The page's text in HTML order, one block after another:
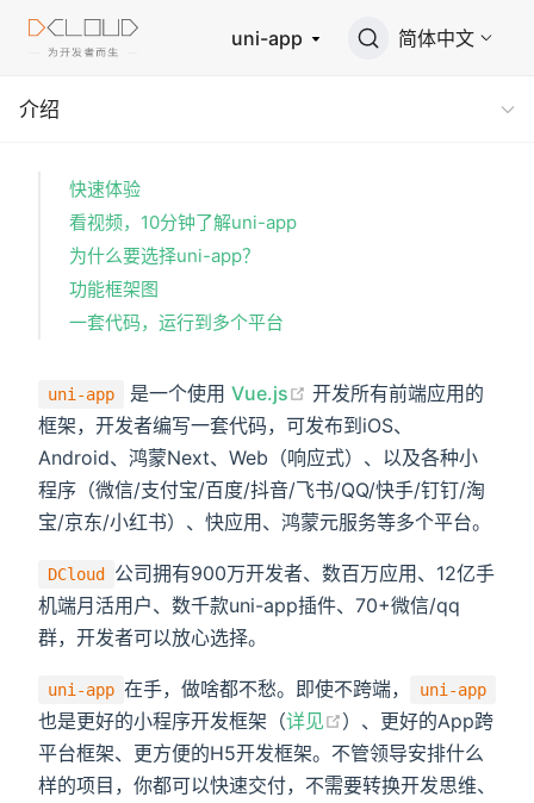
uni-app 简体中文
介绍
快速体验
看视频，10分钟了解uni-app
为什么要选择uni-app？
功能框架图
一套代码，运行到多个平台
uni-app 是一个使用 Vue.js
开发所有前端应用的
框架，开发者编写一套代码，可发布到iOS、
Android、鸿蒙Next、Web（响应式）、以及各种小
程序（微信/支付宝/百度/抖音/飞书/QQ/快手/钉钉/淘
宝/京东/小红书）、快应用、鸿蒙元服务等多个平台。
DCloud
公司拥有900万开发者、数百万应用、12亿手
机端月活用户、数千款uni-app插件、70+微信/qq
群，开发者可以放心选择。
uni-app 在手，做啥都不愁。即使不跨端， uni-app
也是更好的小程序开发框架（详见
）、更好的App跨
平台框架、更方便的H5开发框架。不管领导安排什么
样的项目，你都可以快速交付，不需要转换开发思维、